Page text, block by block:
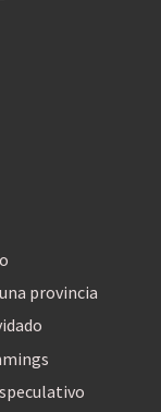
provincia